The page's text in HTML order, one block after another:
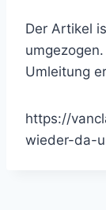
Der Artikel
Umleitung
https://
wieder-da-